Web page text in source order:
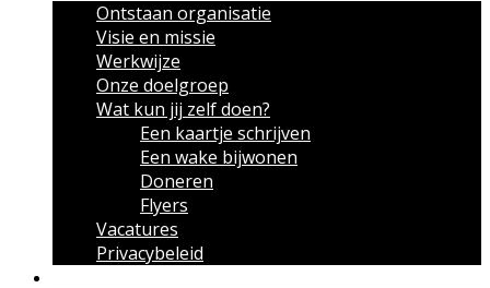
Ontstaan organisatie
Visie en missie
Werkwijze
Onze doelgroep
Wat kun jij zelf doen?
Een kaartje schrijven
Een wake bijwonen
Doneren
Flyers
Vacatures
Privacybeleid